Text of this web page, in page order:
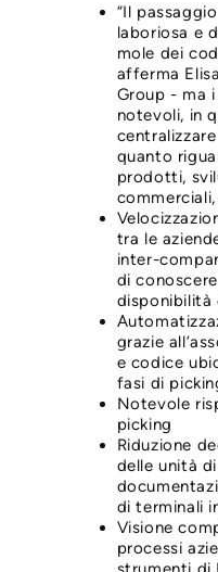
“Il
laboriosa e
mole dei
afferma
Group - ma
notevoli, in
quanto
prodotti,
commerciali,
tra le
inter-
di
disponibilità
grazie
e codice
fasi di
Notevole
picking
Riduzione
delle unità
di terminali
Visione
processi
strumenti di